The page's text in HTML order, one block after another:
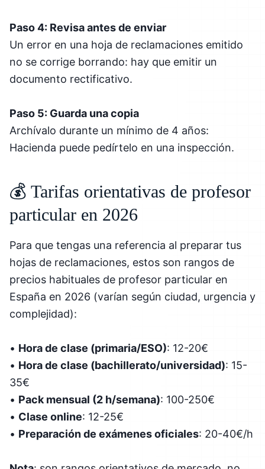
Paso 4: Revisa antes de enviar
Un error en una hoja de reclamaciones emitido
no se corrige borrando: hay que emitir un
documento rectificativo.
Paso 5: Guarda una copia
Archívalo durante un mínimo de 4 años:
Hacienda puede pedírtelo en una inspección.
💰 Tarifas orientativas de profesor
particular en 2026
Para que tengas una referencia al preparar tus
hojas de reclamaciones, estos son rangos de
precios habituales de profesor particular en
España en 2026 (varían según ciudad, urgencia y
complejidad):
• Hora de clase (primaria/ESO): 12-20€
• Hora de clase (bachillerato/universidad): 15-
35€
• Pack mensual (2 h/semana): 100-250€
• Clase online: 12-25€
• Preparación de exámenes oficiales: 20-40€/h